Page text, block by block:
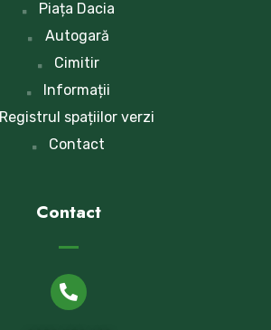
Piața Dacia
Autogară
Cimitir
Informații
Registrul spațiilor verzi
Contact
Contact